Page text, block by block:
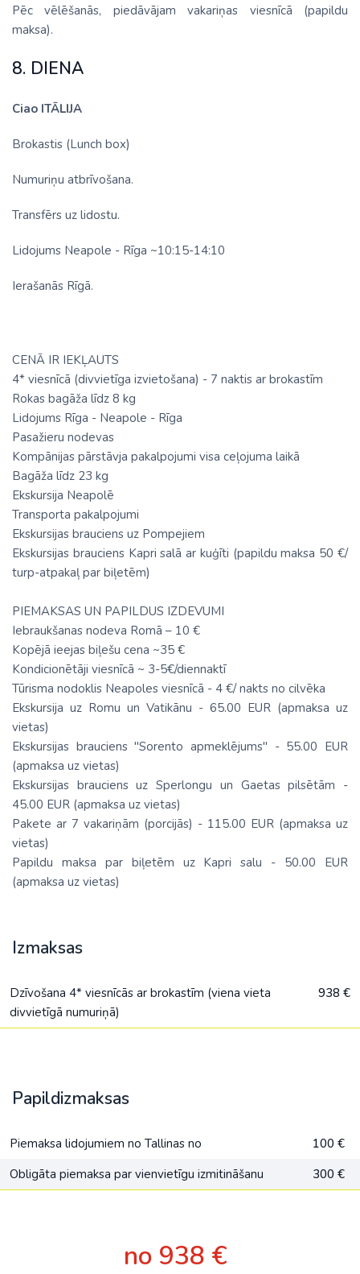
Pēc vēlēšanās, piedāvājam vakariņas viesnīcā (papildu
maksa).
8. DIENA
Ciao ITĀLIJA
Brokastis (Lunch box)
Numuriņu atbrīvošana.
Transfērs uz lidostu.
Lidojums Neapole - Rīga ~10:15-14:10
Ierašanās Rīgā.
CENĀ IR IEKĻAUTS
4* viesnīcā (divvietīga izvietošana) - 7 naktis ar brokastīm
Rokas bagāža līdz 8 kg
Lidojums Rīga - Neapole - Rīga
Pasažieru nodevas
Kompānijas pārstāvja pakalpojumi visa ceļojuma laikā
Bagāža līdz 23 kg
Ekskursija Neapolē
Transporta pakalpojumi
Ekskursijas brauciens uz Pompejiem
Ekskursijas brauciens Kapri salā ar kuģīti (papildu maksa 50 €/
turp-atpakaļ par biļetēm)
PIEMAKSAS UN PAPILDUS IZDEVUMI
Iebraukšanas nodeva Romā – 10 €
Kopējā ieejas biļešu cena ~35 €
Kondicionētāji viesnīcā ~ 3-5€/diennaktī
Tūrisma nodoklis Neapoles viesnīcā - 4 €/ nakts no cilvēka
Ekskursija uz Romu un Vatikānu - 65.00 EUR (apmaksa uz
vietas)
Ekskursijas brauciens "Sorento apmeklējums" - 55.00 EUR
(apmaksa uz vietas)
Ekskursijas brauciens uz Sperlongu un Gaetas pilsētām -
45.00 EUR (apmaksa uz vietas)
Pakete ar 7 vakariņām (porcijās) - 115.00 EUR (apmaksa uz
vietas)
Papildu maksa par biļetēm uz Kapri salu - 50.00 EUR
(apmaksa uz vietas)
Izmaksas
Dzīvošana 4* viesnīcās ar brokastīm (viena vieta
divvietīgā numuriņā)
938 €
Papildizmaksas
Piemaksa lidojumiem no Tallinas no
100 €
Obligāta piemaksa par vienvietīgu izmitināšanu
300 €
no 938 €